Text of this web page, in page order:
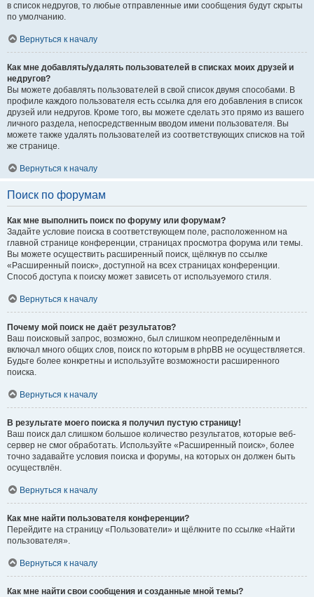
в список недругов, то любые отправленные ими сообщения будут скрыты
по умолчанию.
Вернуться к началу
Как мне добавлять/удалять пользователей в списках моих друзей и
недругов?
Вы можете добавлять пользователей в свой список двумя способами. В
профиле каждого пользователя есть ссылка для его добавления в список
друзей или недругов. Кроме того, вы можете сделать это прямо из вашего
личного раздела, непосредственным вводом имени пользователя. Вы
можете также удалять пользователей из соответствующих списков на той
же странице.
Вернуться к началу
Поиск по форумам
Как мне выполнить поиск по форуму или форумам?
Задайте условие поиска в соответствующем поле, расположенном на
главной странице конференции, страницах просмотра форума или темы.
Вы можете осуществить расширенный поиск, щёлкнув по ссылке
«Расширенный поиск», доступной на всех страницах конференции.
Способ доступа к поиску может зависеть от используемого стиля.
Вернуться к началу
Почему мой поиск не даёт результатов?
Ваш поисковый запрос, возможно, был слишком неопределённым и
включал много общих слов, поиск по которым в phpBB не осуществляется.
Будьте более конкретны и используйте возможности расширенного
поиска.
Вернуться к началу
В результате моего поиска я получил пустую страницу!
Ваш поиск дал слишком большое количество результатов, которые веб-
сервер не смог обработать. Используйте «Расширенный поиск», более
точно задавайте условия поиска и форумы, на которых он должен быть
осуществлён.
Вернуться к началу
Как мне найти пользователя конференции?
Перейдите на страницу «Пользователи» и щёлкните по ссылке «Найти
пользователя».
Вернуться к началу
Как мне найти свои сообщения и созданные мной темы?